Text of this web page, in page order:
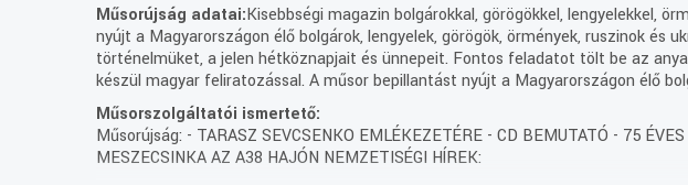
Műsorújság adatai:Kisebbségi magazin bolgárokkal, görögökkel, lengyelekkel,
nyújt a Magyarországon élő bolgárok, lengyelek, görögök, örmények, ruszinok
történelmüket, a jelen hétköznapjait és ünnepeit. Fontos feladatot tölt be az
készül magyar feliratozással. A műsor bepillantást nyújt a Magyarországon élő
Műsorszolgáltatói ismertető:
Műsorújság: - TARASZ SEVCSENKO EMLÉKEZETÉRE - CD BEMUTATÓ - 75
MESZECSINKA AZ A38 HAJÓN NEMZETISÉGI HÍREK: